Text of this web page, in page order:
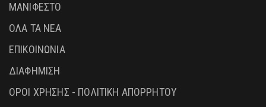
ΜΑΝΙΦΕΣΤΟ
ΟΛΑ ΤΑ ΝΕΑ
ΕΠΙΚΟΙΝΩΝΙΑ
ΔΙΑΦΗΜΙΣΗ
ΟΡΟΙ ΧΡΗΣΗΣ - ΠΟΛΙΤΙΚΗ ΑΠΟΡΡΗΤΟΥ